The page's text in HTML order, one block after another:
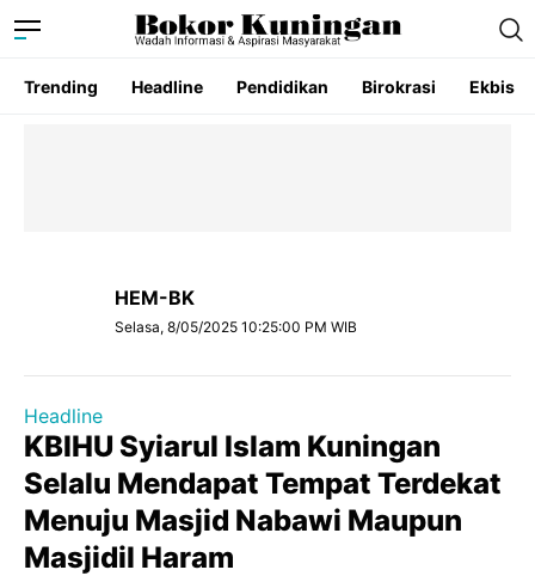
Trending Headline Pendidikan Birokrasi Ekbis
HEM-BK
Selasa, 8/05/2025 10:25:00 PM WIB
Headline
KBIHU Syiarul Islam Kuningan
Selalu Mendapat Tempat Terdekat
Menuju Masjid Nabawi Maupun
Masjidil Haram